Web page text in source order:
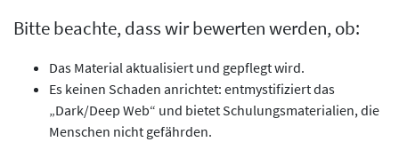
Bitte beachte, dass wir bewerten werden, ob:
Das Material aktualisiert und gepflegt wird.
Es keinen Schaden anrichtet: entmystifiziert das
„Dark/Deep Web“ und bietet Schulungsmaterialien, die
Menschen nicht gefährden.